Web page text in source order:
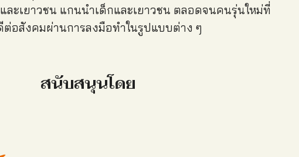
ะเยาวชน แกนนำเด็กและเยาวชน ตลอดจนคนรุ่นใหม่ที่
อสังคมผ่านการลงมือทำในรูปแบบต่าง ๆ
สนับสนุนโดย